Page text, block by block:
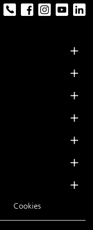
Cookies